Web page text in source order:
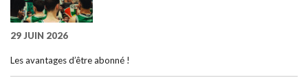
29 JUIN 2026
Les avantages d’être abonné !